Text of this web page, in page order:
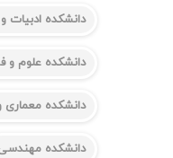
دانشکده ادبیات
دانشکده علوم و
دانشکده
دانشکده